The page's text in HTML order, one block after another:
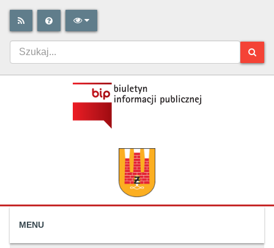
MENU